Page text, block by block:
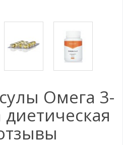
Омега 3-